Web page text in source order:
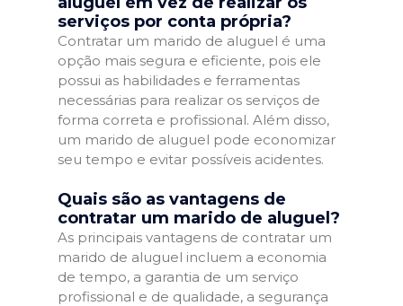
serviços por conta própria?
Contratar um marido de aluguel é uma
opção mais segura e eficiente, pois ele
possui as habilidades e ferramentas
necessárias para realizar os serviços de
forma correta e profissional. Além disso,
um marido de aluguel pode economizar
seu tempo e evitar possíveis acidentes.
Quais são as vantagens de
contratar um marido de aluguel?
As principais vantagens de contratar um
marido de aluguel incluem a economia
de tempo, a garantia de um serviço
profissional e de qualidade, a segurança